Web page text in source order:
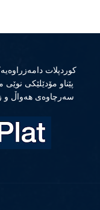
كوردپلات
پێناو مۆدێلێكی نوێی
سەرچاوەی هەواڵ و